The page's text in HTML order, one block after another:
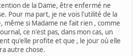
de la Dame, être enfermé ne
Pour ma part, je ne vois l'utilité de la
même si Madame ne fait rien , comme
ce n'est pas, dans mon cas, un
qu'elle profite et que , le jour où elle
autre chose.